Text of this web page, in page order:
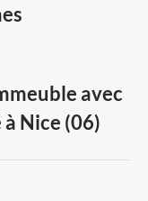
avec
Nice (06)